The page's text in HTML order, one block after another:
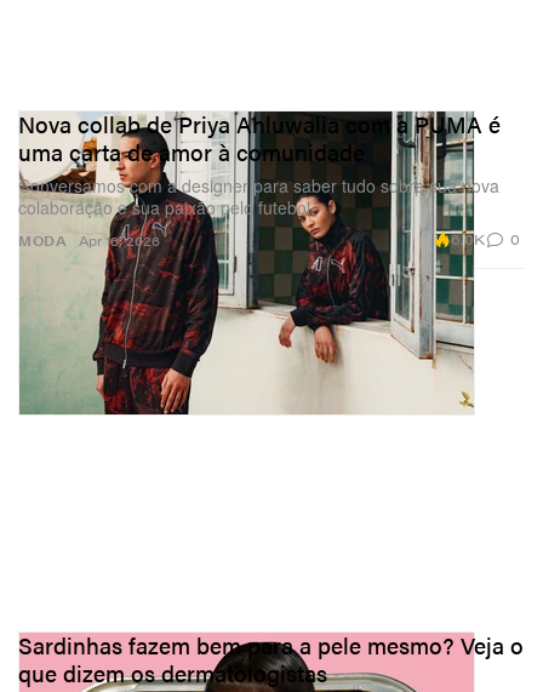
MODA
Nova collab de Priya Ahluwalia com a PUMA é
uma carta de amor à comunidade
Conversamos com a designer para saber tudo sobre sua nova
colaboração e sua paixão pelo futebol.
Apr 16, 2026 6.0K 0
Sardinhas fazem bem para a pele mesmo? Veja o
que dizem os dermatologistas